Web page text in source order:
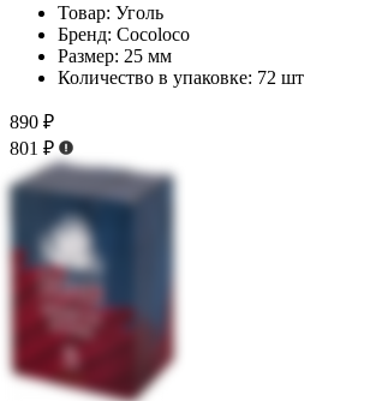
Товар: Уголь
Бренд: Cocoloco
Размер: 25 мм
Количество в упаковке: 72 шт
890 ₽
801 ₽